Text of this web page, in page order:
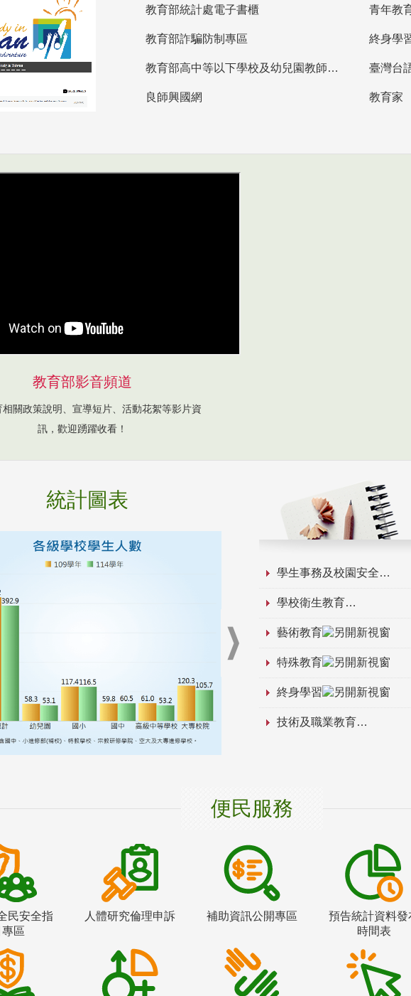
教育部統計處電子書櫃 青年教
教育部詐騙防制專區 終身學
教育部高中等以下學校及幼兒園教師資格檢定考試 臺灣台
良師興國網 教育家
教育部影音頻道
相關政策說明、宣導短片、活動花絮等影片資
訊，歡迎踴躍收看！
統計圖表
學生事務及校園安全
學校衛生教育
藝術教育
特殊教育
終身學習
技術及職業教育
便民服務
民安全指
專區
人體研究倫理申訴 補助資訊公開專區
預告統計資料發
時間表